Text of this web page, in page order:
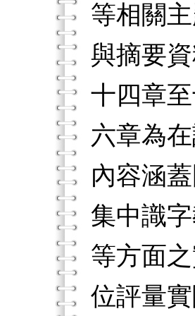
等相關
與摘要
十四章
六章為
內容涵
集中識
等方面
位評量